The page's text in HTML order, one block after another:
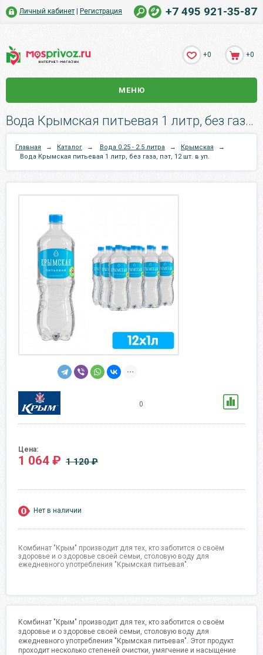
Личный кабинет Регистрация +7 495 921-35-87
+0 +0
МЕНЮ
Вода Крымская питьевая 1 литр, без газа, пэт, 12 шт. в уп..
Главная → Каталог → Вода 0.25 - 2.5 литра → Крымская
→
Вода Крымская питьевая 1 литр, без газа, пэт, 12 шт. в уп.
0
Цена:
1 064 ₽ 1 120 ₽
Нет в наличии
Комбинат "Крым" производит для тех, кто заботится о своём
здоровье и о здоровье своей семьи, столовую воду для
ежедневного употребления "Крымская питьевая".
Комбинат "Крым" производит для тех, кто заботится о своём
здоровье и о здоровье своей семьи, столовую воду для
ежедневного употребления "Крымская питьевая". Этот продукт
проходит несколько степеней очистки, умягчение и насыщение